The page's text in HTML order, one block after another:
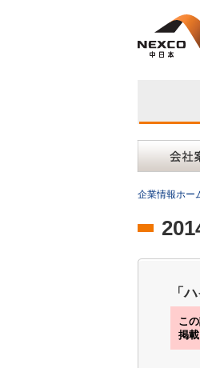
企業情報ホー
「
こ
掲